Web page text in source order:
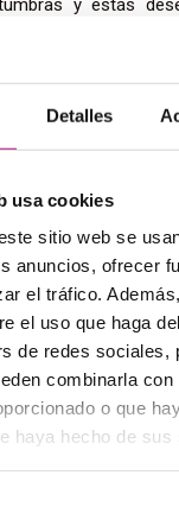
Detalles
usa cookies
sitio web se
anuncios, ofrecer
el tráfico.
el uso que haga
de redes sociales,
combinarla
o que
haya hecho de sus
incorporar el inglés
con la
Whats’ Up!ofrece
y completo
de tu
a la semana al
compañeros de
necesitas para
de inglés en tu
con tus
a tus
nuevas